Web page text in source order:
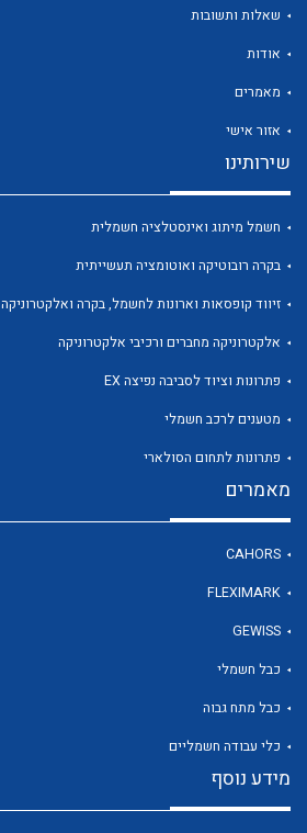
לכל מוצרי היצרן
לכל מוצרי היצרן
שאלות ותשובות
אודות
מאמרים
אזור אישי
שירותינו
חשמל מיתוג ואינסטלציה חשמלית
בקרה רובוטיקה ואוטומציה תעשייתית
זיווד קופסאות וארונות לחשמל, בקרה ואלקטרוניקה
אלקטרוניקה מחברים ורכיבי אלקטרוניקה
פתרונות וציוד לסביבה נפיצה EX
מטענים לרכב חשמלי
פתרונות לתחום הסולארי
מאמרים
CAHORS
FLEXIMARK
GEWISS
כבל חשמלי
כבל מתח גבוה
כלי עבודה חשמליים
מידע נוסף